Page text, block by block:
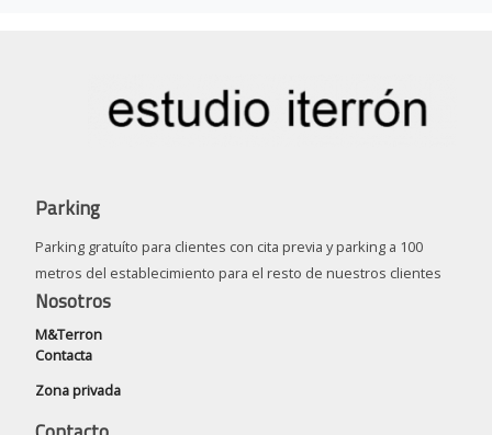
Parking
Parking gratuíto para clientes con cita previa y parking a 100
metros del establecimiento para el resto de nuestros clientes
Nosotros
M&Terron
Contacta
Zona privada